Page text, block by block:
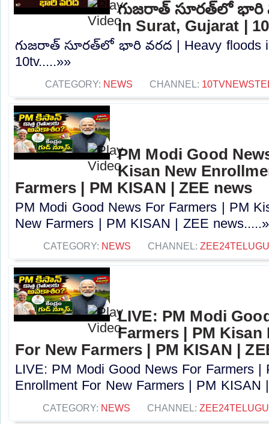
గుజరాత్‌ సూరత్‌లో భారి
in Surat, Gujarat |
గుజరాత్‌ సూరత్‌లో భారి వరద | Heavy floods
10tv.....»»
CATEGORY: NEWS CHANNEL:
PM Modi Good
Kisan New
Farmers | PM KISAN | ZEE news
PM Modi Good News For Farmers | PM
New Farmers | PM KISAN | ZEE
CATEGORY: NEWS CHANNEL:
LIVE: PM Modi
Farmers | PM
For New Farmers | PM KISAN |
LIVE: PM Modi Good News For Farmers |
Enrollment For New Farmers | PM KISAN
CATEGORY: NEWS CHANNEL: